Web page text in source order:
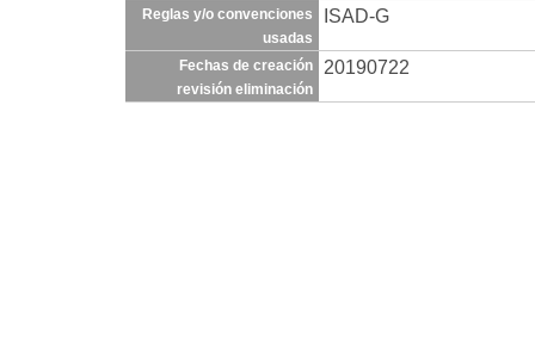
Reglas y/o convenciones
usadas
ISAD-G
Fechas de creación
revisión eliminación
20190722